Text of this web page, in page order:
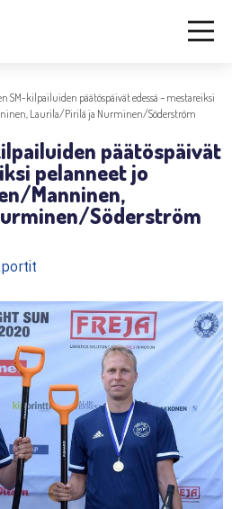
SM-kilpailuiden päätöspäivät edessä – mestareiksi
Laurila/Pirilä ja Nurminen/Söderström
päätöspäivät
pelanneet jo
Manninen,
Söderström